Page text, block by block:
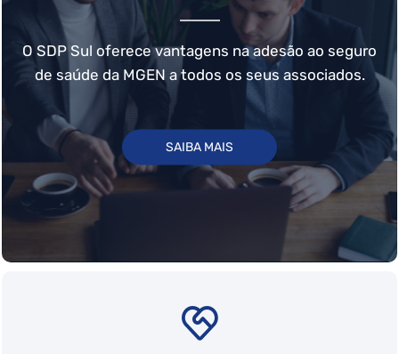
O SDP Sul oferece vantagens na adesão ao seguro
de saúde da MGEN a todos os seus associados.
SAIBA MAIS